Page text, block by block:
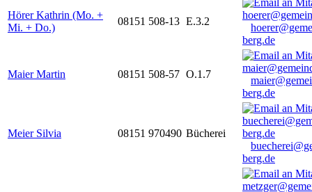
Hörer Kathrin (Mo. +
Mi. + Do.)
08151 508-13 E.3.2
berg.de
Maier Martin 08151 508-57 O.1.7
berg.de
Meier Silvia 08151 970490 Bücherei
berg.de